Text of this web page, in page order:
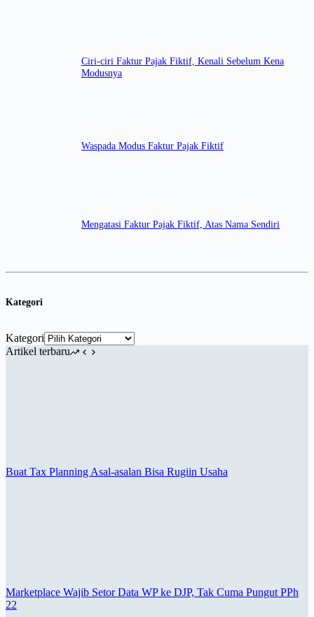
Ciri-ciri Faktur Pajak Fiktif, Kenali Sebelum Kena
Modusnya
Waspada Modus Faktur Pajak Fiktif
Mengatasi Faktur Pajak Fiktif, Atas Nama Sendiri
Kategori
Kategori
Artikel terbaru
Buat Tax Planning Asal-asalan Bisa Rugiin Usaha
Marketplace Wajib Setor Data WP ke DJP, Tak Cuma Pungut PPh
22